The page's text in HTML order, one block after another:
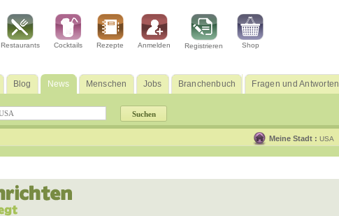
Restaurants Cocktails Rezepte Anmelden Registrieren Shop
Blog News Menschen Jobs Branchenbuch Fragen und Antworten
Meine Stadt : USA